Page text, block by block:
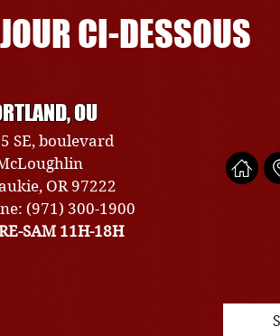
CI-DESSOUS
OU
SE, boulevard
OR 97222
(971) 300-1900
SAM 11H-18H